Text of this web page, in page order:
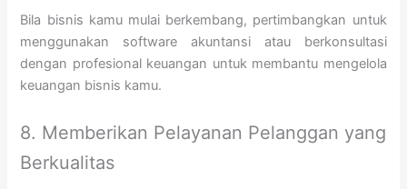
Bila bisnis kamu mulai berkembang, pertimbangkan untuk
menggunakan software akuntansi atau berkonsultasi
dengan profesional keuangan untuk membantu mengelola
keuangan bisnis kamu.
8. Memberikan Pelayanan Pelanggan yang
Berkualitas